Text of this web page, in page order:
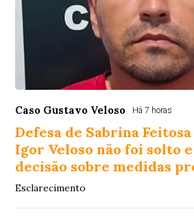
Caso Gustavo Veloso Há 7 horas
Defesa de Sabrina
Igor Veloso não foi solto
decisão sobre medidas
Esclarecimento